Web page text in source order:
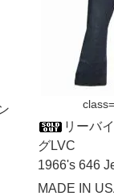
リーバ
グLVC
1966's 646
MADE IN